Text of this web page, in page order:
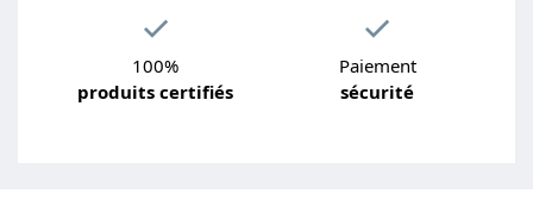
100%
produits certifiés
Paiement
sécurité